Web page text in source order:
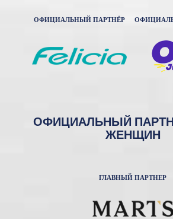
ОФИЦИАЛЬНЫЙ ПАРТНЁР
ОФИЦИАЛЬНЫЙ
ЖЕНЩИН
ГЛАВНЫЙ ПАРТНЕР